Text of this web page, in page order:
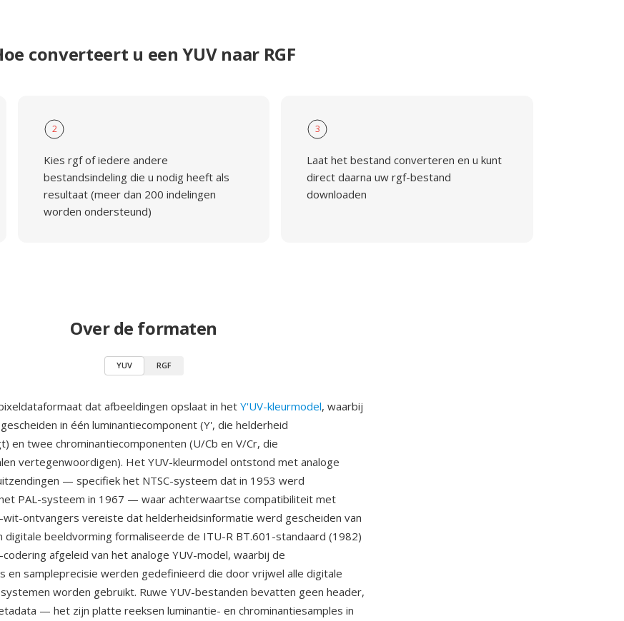
converteert u een YUV naar RGF
2
Kies rgf of iedere andere
bestandsindeling die u nodig heeft als
resultaat (meer dan 200 indelingen
worden ondersteund)
3
Laat het bestand converteren en u kunt
direct daarna uw rgf-bestand
downloaden
Over de formaten
YUV RGF
dat afbeeldingen opslaat in het Y'UV-kleurmodel, waarbij
in één luminantiecomponent (Y', die helderheid
en twee chrominantiecomponenten (U/Cb en V/Cr, die
vertegenwoordigen). Het YUV-kleurmodel ontstond met analoge
— specifiek het NTSC-systeem dat in 1953 werd
PAL-systeem in 1967 — waar achterwaartse compatibiliteit met
ontvangers vereiste dat helderheidsinformatie werd gescheiden van
digitale beeldvorming formaliseerde de ITU-R BT.601-standaard (1982)
codering afgeleid van het analoge YUV-model, waarbij de
en sampleprecisie werden gedefinieerd die door vrijwel alle digitale
worden gebruikt. Ruwe YUV-bestanden bevatten geen header,
— het zijn platte reeksen luminantie- en chrominantiesamples in